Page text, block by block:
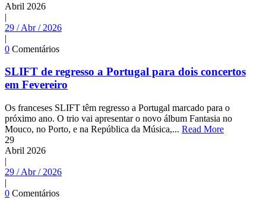
Abril 2026
|
29 / Abr / 2026
|
0 Comentários
SLIFT de regresso a Portugal para dois concertos
em Fevereiro
Os franceses SLIFT têm regresso a Portugal marcado para o
próximo ano. O trio vai apresentar o novo álbum Fantasia no
Mouco, no Porto, e na República da Música,... Read More
29
Abril 2026
|
29 / Abr / 2026
|
0 Comentários